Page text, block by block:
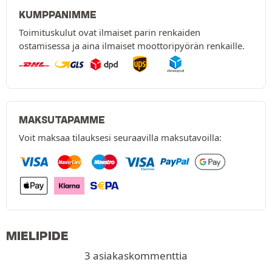
KUMPPANIMME
Toimituskulut ovat ilmaiset parin renkaiden
ostamisessa ja aina ilmaiset moottoripyörän renkaille.
MAKSUTAPAMME
Voit maksaa tilauksesi seuraavilla maksutavoilla:
MIELIPIDE
3 asiakaskommenttia